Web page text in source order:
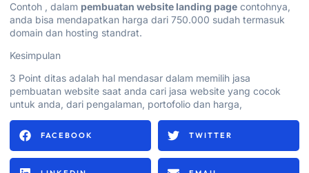
Contoh , dalam pembuatan website landing page contohnya,
anda bisa mendapatkan harga dari 750.000 sudah termasuk
domain dan hosting standrat.
Kesimpulan
3 Point ditas adalah hal mendasar dalam memilih jasa
pembuatan website saat anda cari jasa website yang cocok
untuk anda, dari pengalaman, portofolio dan harga,
FACEBOOK TWITTER